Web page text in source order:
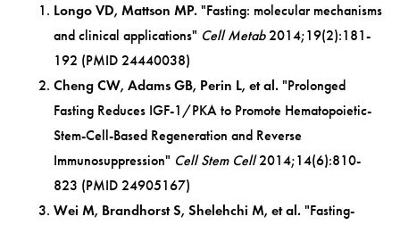
Longo VD, Mattson MP. "Fasting: molecular mechanisms
and clinical applications" Cell Metab2014;19(2):181-
192 (PMID 24440038)
Cheng CW, Adams GB, Perin L, et al. "Prolonged
Fasting Reduces IGF-1/PKA to Promote Hematopoietic-
Stem-Cell-Based Regeneration and Reverse
Immunosuppression" Cell Stem Cell2014;14(6):810-
823 (PMID 24905167)
Wei M, Brandhorst S, Shelehchi M, et al. "Fasting-